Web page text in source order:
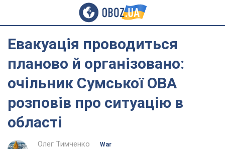
Евакуація проводиться
планово й організовано:
очільник Сумської ОВА
розповів про ситуацію в
області
Олег Тимченко
War